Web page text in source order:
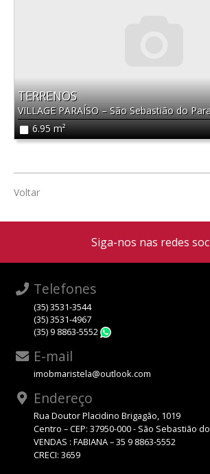
TERRENOS
VILLAGE PARAÍSO–São Sebastião do
6.95 m²
Voltar
Siga-nos nas redes
Telefones
(35) 3531-3544
(35) 3531-4967
(35) 9 8863-5552
E-mail
imobmaristela@outlook.com
Endereço
Rua Doutor Placidino Brigagão, 1019
Centro – CEP: 37950-000 - São Sebastião
VENDAS : FABIANA – 35 9 8863-5552
CRECI: 3659